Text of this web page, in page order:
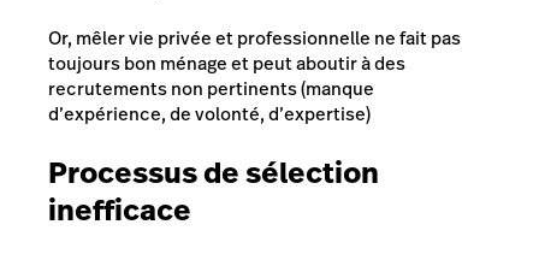
Or, mêler vie privée et professionnelle ne fait pas
toujours bon ménage et peut aboutir à des
recrutements non pertinents (manque
d’expérience, de volonté, d’expertise)
Processus de sélection
inefficace